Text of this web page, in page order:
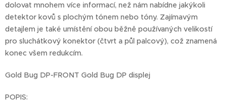
dolovat mnohem více informací, než nám nabídne jakýkoli
detektor kovů s plochým tónem nebo tóny. Zajímavým
detajlem je také umístění obou běžně používaných velikostí
pro sluchátkový konektor (čtvrt a půl palcový), což znamená
konec všem redukcím.
Gold Bug DP-FRONT Gold Bug DP displej
POPIS: